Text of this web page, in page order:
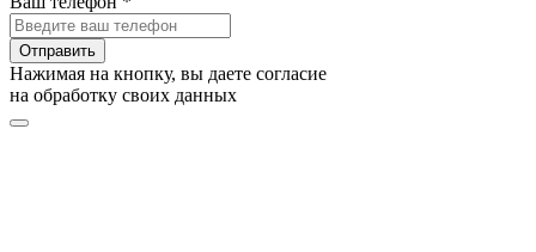
Отправить
Нажимая на кнопку, вы даете согласие
на обработку своих данных